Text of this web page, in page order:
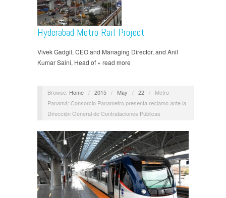
Hyderabad Metro Rail Project
Vivek Gadgil, CEO and Managing Director, and Anil
Kumar Saini, Head of » read more
Browse: Home / 2015 / May / 22 /
Metro
Panamá: Consorcio Panametro presenta reclamo ante la
Dirección General de Contrataciones Públicas